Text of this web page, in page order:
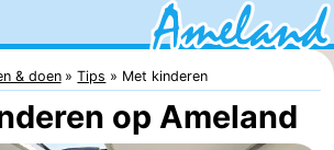
& doen Tips Met kinderen
op Ameland